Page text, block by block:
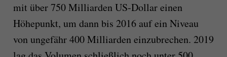
mit über 750 Milliarden US-Dollar einen
Höhepunkt, um dann bis 2016 auf ein Niveau
von ungefähr 400 Milliarden einzubrechen. 2019